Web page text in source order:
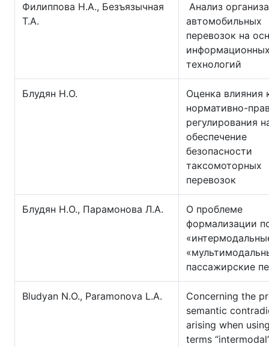
Филиппова Н.А., Безъязычная
Т.А.
Анализ
автомобильных
перевозок на
технологий
Блудян Н.О.
Оценка влияния
нормативно-
регулирования
обеспечение
безопасности
таксомоторных
перевозок
Блудян Н.О., Парамонова Л.А.
О проблеме
формализации
пассажирские
Bludyan N.O., Paramonova L.A.
Сoncerning the
semantic
arising when
terms